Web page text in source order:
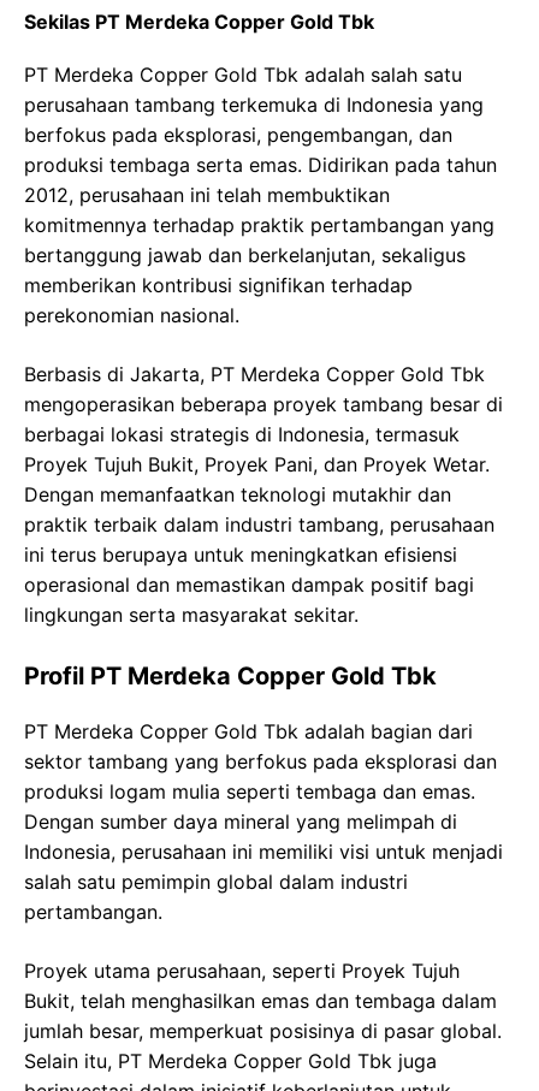
Sekilas PT Merdeka Copper Gold Tbk
PT Merdeka Copper Gold Tbk adalah salah satu
perusahaan tambang terkemuka di Indonesia yang
berfokus pada eksplorasi, pengembangan, dan
produksi tembaga serta emas. Didirikan pada tahun
2012, perusahaan ini telah membuktikan
komitmennya terhadap praktik pertambangan yang
bertanggung jawab dan berkelanjutan, sekaligus
memberikan kontribusi signifikan terhadap
perekonomian nasional.
Berbasis di Jakarta, PT Merdeka Copper Gold Tbk
mengoperasikan beberapa proyek tambang besar di
berbagai lokasi strategis di Indonesia, termasuk
Proyek Tujuh Bukit, Proyek Pani, dan Proyek Wetar.
Dengan memanfaatkan teknologi mutakhir dan
praktik terbaik dalam industri tambang, perusahaan
ini terus berupaya untuk meningkatkan efisiensi
operasional dan memastikan dampak positif bagi
lingkungan serta masyarakat sekitar.
Profil PT Merdeka Copper Gold Tbk
PT Merdeka Copper Gold Tbk adalah bagian dari
sektor tambang yang berfokus pada eksplorasi dan
produksi logam mulia seperti tembaga dan emas.
Dengan sumber daya mineral yang melimpah di
Indonesia, perusahaan ini memiliki visi untuk menjadi
salah satu pemimpin global dalam industri
pertambangan.
Proyek utama perusahaan, seperti Proyek Tujuh
Bukit, telah menghasilkan emas dan tembaga dalam
jumlah besar, memperkuat posisinya di pasar global.
Selain itu, PT Merdeka Copper Gold Tbk juga